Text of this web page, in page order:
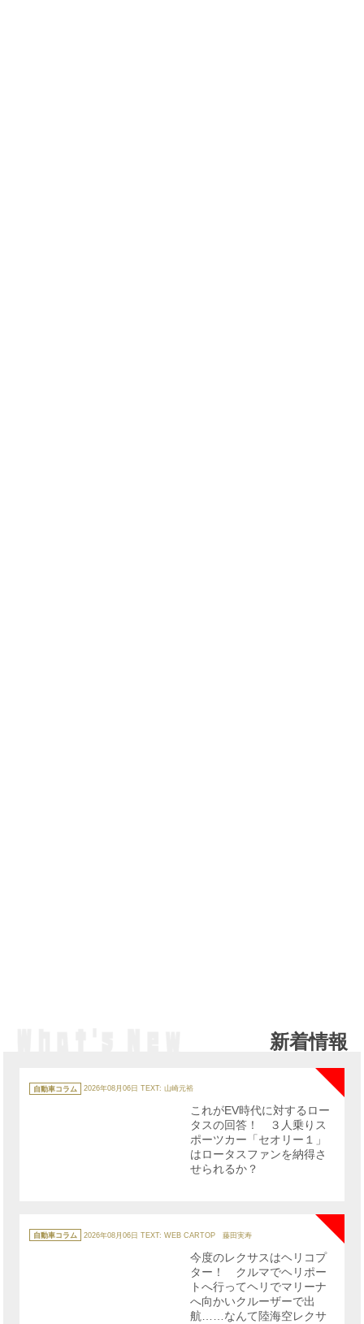
新着情報
テ
ゴ
自動車コラム 2026年08月06日 TEXT: 山崎元裕
NEW
これがEV時代に対するロー
タスの回答！ ３人乗りス
ポーツカー「セオリー１」
はロータスファンを納得さ
せられるか？
テ
ゴ
自動車コラム 2026年08月06日 TEXT: WEB CARTOP 藤田実寿
今度のレクサスはヘリコプ
ター！ クルマでヘリポー
トへ行ってヘリでマリーナ
へ向かいクルーザーで出
航……なんて陸海空レクサ